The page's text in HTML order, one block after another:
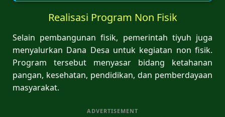
Realisasi Program Non Fisik
Selain pembangunan fisik, pemerintah tiyuh juga
menyalurkan Dana Desa untuk kegiatan non fisik.
Program tersebut menyasar bidang ketahanan
pangan, kesehatan, pendidikan, dan pemberdayaan
masyarakat.
ADVERTISEMENT